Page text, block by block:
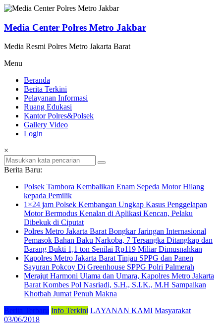
Lompat
konten
Media Center Polres Metro Jakbar
Media Resmi Polres Metro Jakarta Barat
Menu
Beranda
Berita Terkini
Pelayanan Informasi
Ruang Edukasi
Kantor Polres&Polsek
Gallery Video
Login
×
Berita Baru:
Polsek Tambora Kembalikan Enam Sepeda Motor Hilang
kepada Pemilik
1×24 jam Polsek Kembangan Ungkap Kasus Penggelapan
Motor Bermodus Kenalan di Aplikasi Kencan, Pelaku
Dibekuk di Ciputat
Polres Metro Jakarta Barat Bongkar Jaringan Internasional
Pemasok Bahan Baku Narkoba, 7 Tersangka Ditangkap dan
Barang Bukti 1,1 ton Senilai Rp119 Miliar Dimusnahkan
Kapolres Metro Jakarta Barat Tinjau SPPG dan Panen
Sayuran Pokcoy Di Greenhouse SPPG Polri Palmerah
Merajut Harmoni Ulama dan Umara, Kapolres Metro Jakarta
Barat Kombes Pol Nasriadi, S.H., S.I.K., M.H Sampaikan
Khotbah Jumat Penuh Makna
Berita Terbaru Info Terkini LAYANAN KAMI Masyarakat
03/06/2018